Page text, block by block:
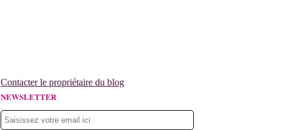
Contacter le propriétaire du blog
NEWSLETTER